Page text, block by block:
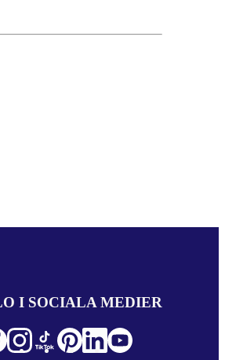
I SOCIALA MEDIER